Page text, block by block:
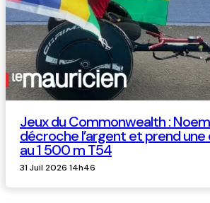
Jeux du Commonwealth :
décroche l’argent et prend
au 1 500 m T54
31 Juil 2026 14h46